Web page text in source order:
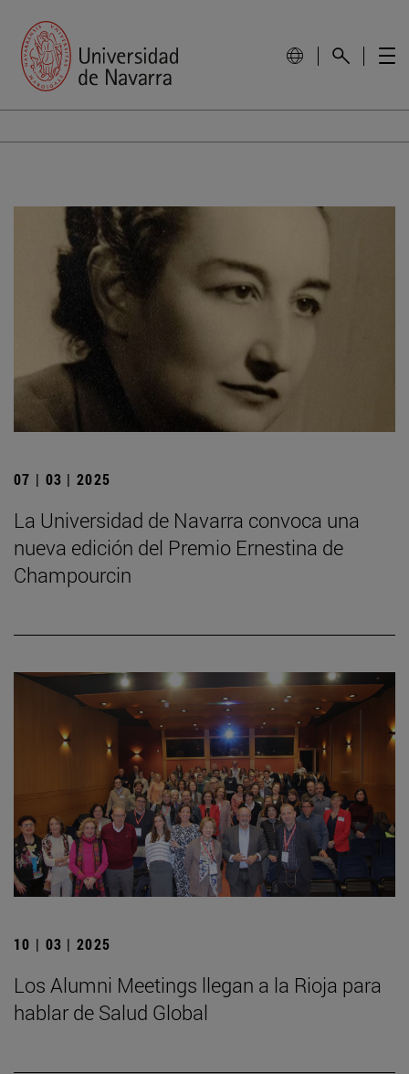
07 | 03 | 2025
La Universidad de Navarra convoca una
nueva edición del Premio Ernestina de
Champourcin
10 | 03 | 2025
Los Alumni Meetings llegan a la Rioja para
hablar de Salud Global